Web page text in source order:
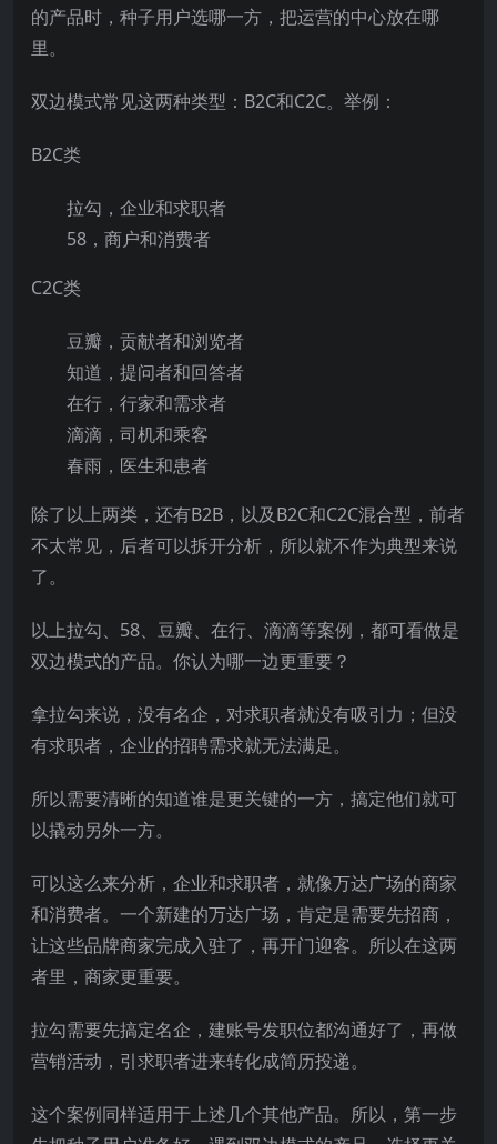
的产品时，种子用户选哪一方，把运营的中心放在哪
里。
双边模式常见这两种类型：B2C和C2C。举例：
B2C类
拉勾，企业和求职者
58，商户和消费者
C2C类
豆瓣，贡献者和浏览者
知道，提问者和回答者
在行，行家和需求者
滴滴，司机和乘客
春雨，医生和患者
除了以上两类，还有B2B，以及B2C和C2C混合型，前者
不太常见，后者可以拆开分析，所以就不作为典型来说
了。
以上拉勾、58、豆瓣、在行、滴滴等案例，都可看做是
双边模式的产品。你认为哪一边更重要？
拿拉勾来说，没有名企，对求职者就没有吸引力；但没
有求职者，企业的招聘需求就无法满足。
所以需要清晰的知道谁是更关键的一方，搞定他们就可
以撬动另外一方。
可以这么来分析，企业和求职者，就像万达广场的商家
和消费者。一个新建的万达广场，肯定是需要先招商，
让这些品牌商家完成入驻了，再开门迎客。所以在这两
者里，商家更重要。
拉勾需要先搞定名企，建账号发职位都沟通好了，再做
营销活动，引求职者进来转化成简历投递。
这个案例同样适用于上述几个其他产品。所以，第一步